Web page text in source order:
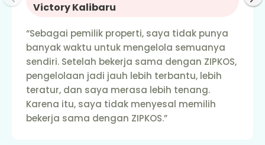
Victory Kalibaru
“Sebagai pemilik properti, saya tidak punya
banyak waktu untuk mengelola semuanya
sendiri. Setelah bekerja sama dengan ZIPKOS,
pengelolaan jadi jauh lebih terbantu, lebih
teratur, dan saya merasa lebih tenang.
Karena itu, saya tidak menyesal memilih
bekerja sama dengan ZIPKOS.”